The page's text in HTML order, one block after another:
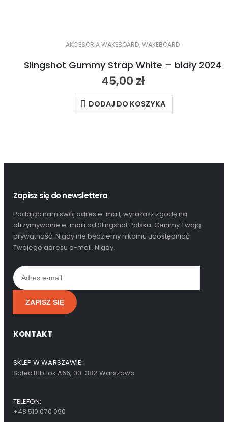
AKCESORIA WAKEBOARD,WAKEBOARD
Slingshot Gummy Strap White – biały 2024
45,00 zł
DODAJ DO KOSZYKA
Zapisz się do newslettera
Podając nam swój adres e-mail, wyrażasz zgodę na
otrzymywanie e-maili od Slingshot Polska. Cenimy Twoją
prywatność. Nigdy nie będziemy nikomu udostępniać
Twojego adresu e-mail. Nigdy.
KONTAKT
SKLEP W WARSZAWIE:
Solec 81b lok.A66, 00-382 Warszawa
TELEFON:
+48 510 070 090